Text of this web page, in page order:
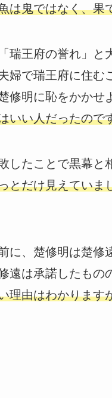
は鬼ではなく、果
瑞王府の誉れ」と
婦で瑞王府に住む
修明に恥をかかせ
いい人だったので
したことで黒幕
とだけ見えていま
に、楚修明は楚修
遠は承諾したもの
理由はわかりま